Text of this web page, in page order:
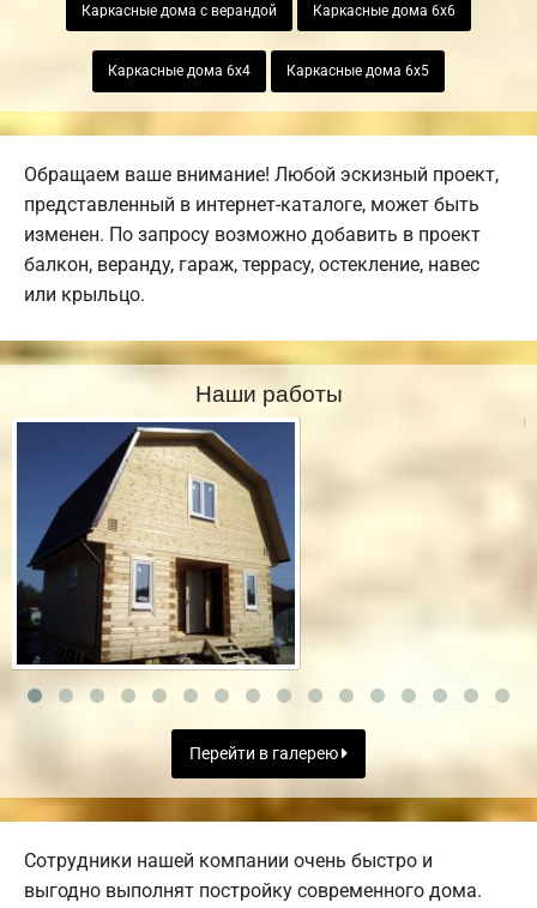
Каркасные дома с верандой Каркасные дома 6х6
Каркасные дома 6х4 Каркасные дома 6х5
Обращаем ваше внимание! Любой эскизный проект,
представленный в интернет-каталоге, может быть
изменен. По запросу возможно добавить в проект
балкон, веранду, гараж, террасу, остекление, навес
или крыльцо.
Наши работы
Перейти в галерею
Сотрудники нашей компании очень быстро и
выгодно выполнят постройку современного дома.